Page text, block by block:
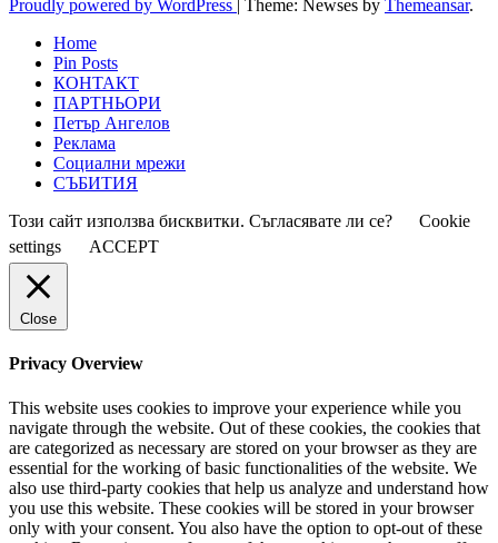
Proudly powered by WordPress | Theme: Newses by Themeansar.
Home
Pin Posts
КОНТАКТ
ПАРТНЬОРИ
Петър Ангелов
Реклама
Социални мрежи
СЪБИТИЯ
Този сайт използва бисквитки. Съгласявате ли се?
Cookie
settings
ACCEPT
Close
Privacy Overview
This website uses cookies to improve your experience while you
navigate through the website. Out of these cookies, the cookies that
are categorized as necessary are stored on your browser as they are
essential for the working of basic functionalities of the website. We
also use third-party cookies that help us analyze and understand how
you use this website. These cookies will be stored in your browser
only with your consent. You also have the option to opt-out of these